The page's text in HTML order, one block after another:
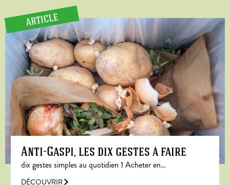
ARTICLE
Anti-Gaspi, les dix gestes à faire
dix gestes simples au quotidien 1 Acheter en…
DÉCOUVRIR